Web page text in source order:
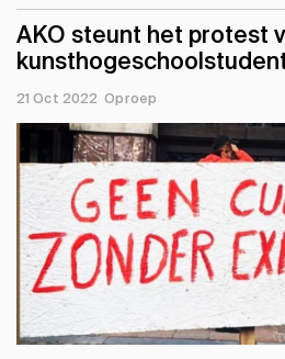
AKO steunt het protest
21 Oct 2022 Oproep